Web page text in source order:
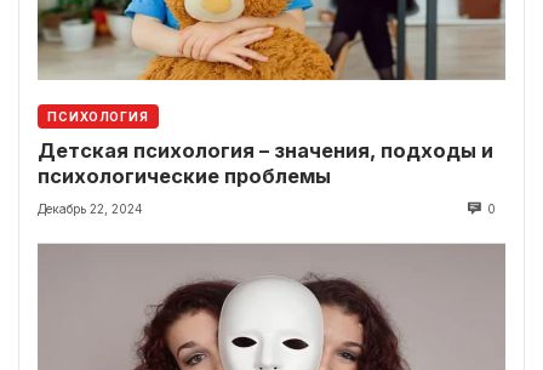
ПСИХОЛОГИЯ
Детская психология – значения, подходы и
психологические проблемы
Декабрь 22, 2024 0